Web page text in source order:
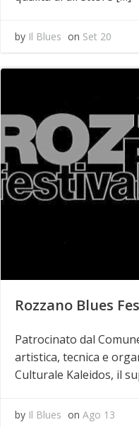
by Il Blues on Set 20
Rozzano Blues
Patrocinato dal
artistica, tecnica e
Culturale Kaleidos, il
by Il Blues on Ago 13